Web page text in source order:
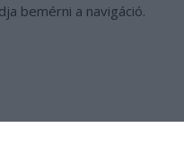
bemérni a navigáció.